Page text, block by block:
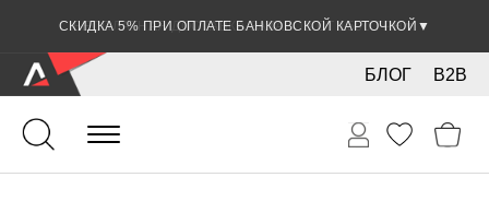
СКИДКА 5% ПРИ ОПЛАТЕ БАНКОВСКОЙ КАРТОЧКОЙ ▼
B2B
БЛОГ